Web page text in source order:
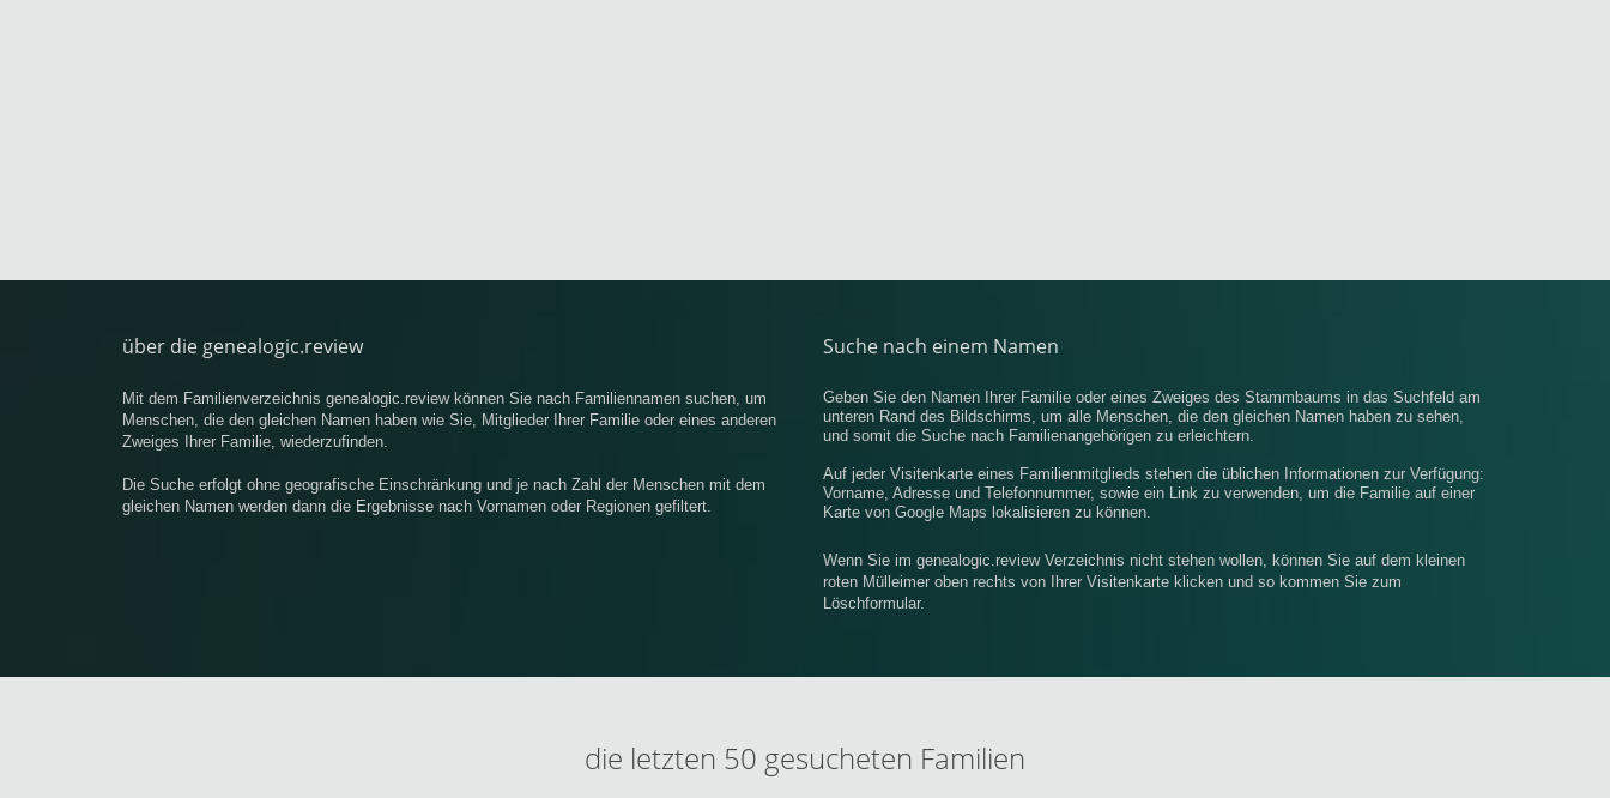
über die genealogic.review
Mit dem Familienverzeichnis genealogic.review können Sie nach Familiennamen suchen, um
Menschen, die den gleichen Namen haben wie Sie, Mitglieder Ihrer Familie oder eines anderen
Zweiges Ihrer Familie, wiederzufinden.
Die Suche erfolgt ohne geografische Einschränkung und je nach Zahl der Menschen mit dem
gleichen Namen werden dann die Ergebnisse nach Vornamen oder Regionen gefiltert.
Suche nach einem Namen
Geben Sie den Namen Ihrer Familie oder eines Zweiges des Stammbaums in das Suchfeld am
unteren Rand des Bildschirms, um alle Menschen, die den gleichen Namen haben zu sehen,
und somit die Suche nach Familienangehörigen zu erleichtern.
Auf jeder Visitenkarte eines Familienmitglieds stehen die üblichen Informationen zur Verfügung:
Vorname, Adresse und Telefonnummer, sowie ein Link zu verwenden, um die Familie auf einer
Karte von Google Maps lokalisieren zu können.
Wenn Sie im genealogic.review Verzeichnis nicht stehen wollen, können Sie auf dem kleinen
roten Mülleimer oben rechts von Ihrer Visitenkarte klicken und so kommen Sie zum
Löschformular.
die letzten 50 gesucheten Familien